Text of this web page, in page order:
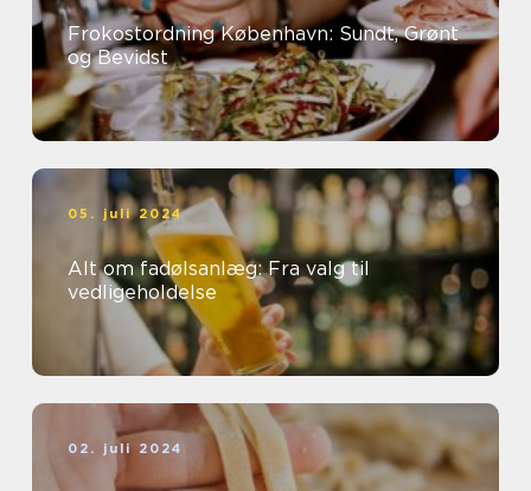
Frokostordning København: Sundt, Grønt
og Bevidst
05. juli 2024
Alt om fadølsanlæg: Fra valg til
vedligeholdelse
02. juli 2024